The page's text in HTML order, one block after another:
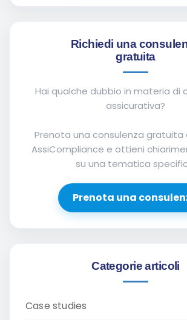
Richiedi una
gratuita
Hai qualche dubbio in materia di
assicurativa?
Prenota una consulenza gratuita
AssiCompliance e ottieni
su una tematica
Prenota una
Categorie articoli
Case studies